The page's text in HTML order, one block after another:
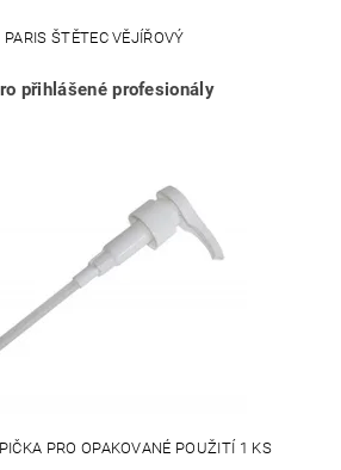
PARIS ŠTĚTEC VĚJÍŘOVÝ
přihlášené profesionály
PRO OPAKOVANÉ POUŽITÍ 1 KS